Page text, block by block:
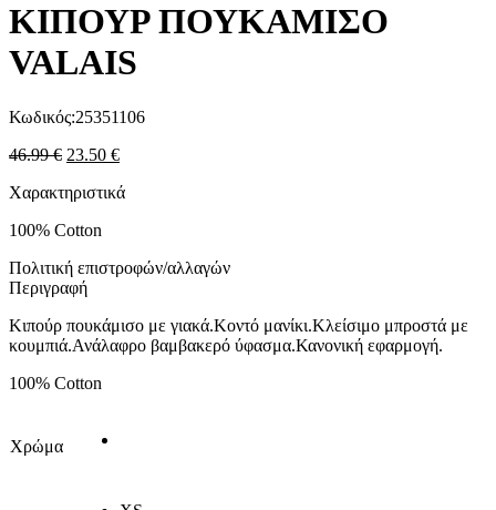
ΚΙΠΟΥΡ ΠΟΥΚΑΜΙΣΟ
VALAIS
Κωδικός:25351106
46.99€ 23.50 €
Χαρακτηριστικά
100% Cotton
Πολιτική επιστροφών/αλλαγών
Περιγραφή
Κιπούρ πουκάμισο με γιακά.Κοντό μανίκι.Κλείσιμο μπροστά με
κουμπιά.Ανάλαφρο βαμβακερό ύφασμα.Κανονική εφαρμογή.
100% Cotton
Χρώμα